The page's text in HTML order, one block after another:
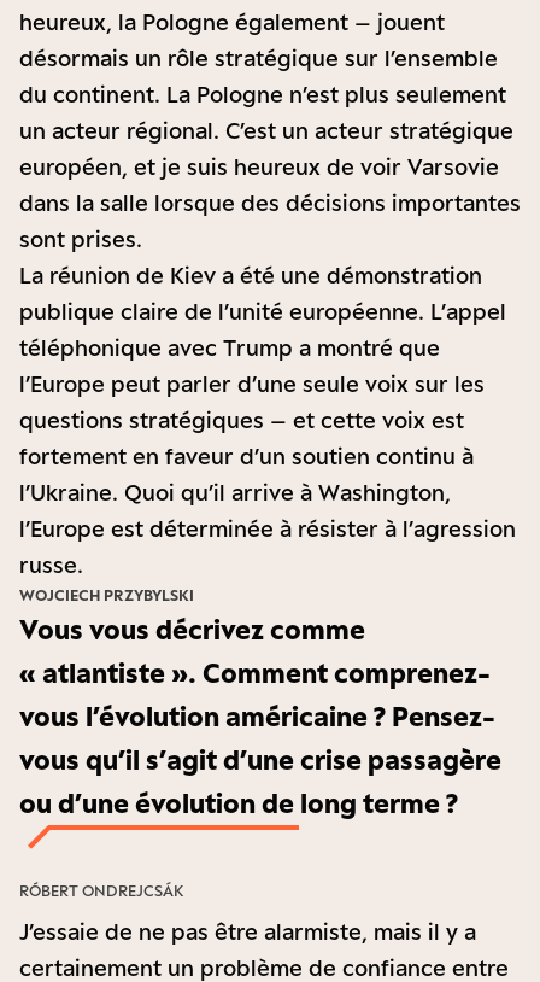
heureux, la Pologne également – jouent
désormais un rôle stratégique sur l’ensemble
du continent. La Pologne n’est plus seulement
un acteur régional. C’est un acteur stratégique
européen, et je suis heureux de voir Varsovie
dans la salle lorsque des décisions importantes
sont prises.
La réunion de Kiev a été une démonstration
publique claire de l’unité européenne. L’appel
téléphonique avec Trump a montré que
l’Europe peut parler d’une seule voix sur les
questions stratégiques – et cette voix est
fortement en faveur d’un soutien continu à
l’Ukraine. Quoi qu’il arrive à Washington,
l’Europe est déterminée à résister à l’agression
russe.
Vous vous décrivez comme
« atlantiste ». Comment comprenez-
vous l’évolution américaine ? Pensez-
vous qu’il s’agit d’une crise passagère
ou d’une évolution de long terme ?
WOJCIECH PRZYBYLSKI
J’essaie de ne pas être alarmiste, mais il y a
certainement un problème de confiance entre
RÓBERT ONDREJCSÁK